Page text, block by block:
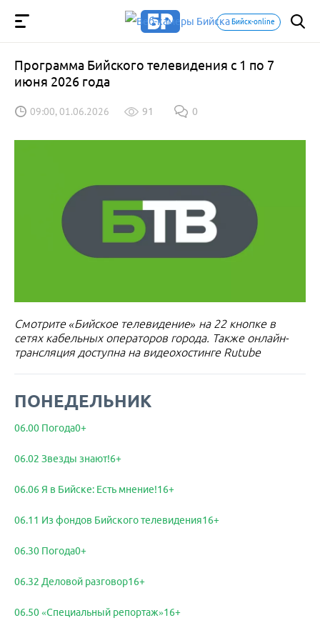
Бийск-online
Программа Бийского телевидения с 1 по 7
июня 2026 года
09:00, 01.06.2026 91 0
Смотрите «Бийское телевидение» на 22 кнопке в
сетях кабельных операторов города. Также онлайн-
трансляция доступна на видеохостинге Rutube
ПОНЕДЕЛЬНИК
06.00 Погода0+
06.02 Звезды знают!6+
06.06 Я в Бийске: Есть мнение!16+
06.11 Из фондов Бийского телевидения16+
06.30 Погода0+
06.32 Деловой разговор16+
06.50 «Специальный репортаж»16+